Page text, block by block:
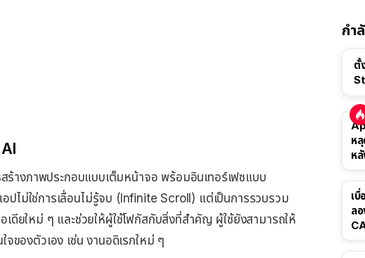
สร้างภาพประกอบแบบเต็มหน้าจอ พร้อมอินเทอร์เฟซแบบ
ปไม่ใช่การเลื่อนไม่รู้จบ (Infinite Scroll) แต่เป็นการรวบรวม
ดียใหม่ ๆ และช่วยให้ผู้ใช้โฟกัสกับสิ่งที่สำคัญ ผู้ใช้ยังสามารถให้
ของตัวเอง เช่น งานอดิเรกใหม่ ๆ
กำ
ตั้
ห
ห
เบื่
ล